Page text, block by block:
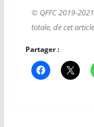
© QFFC 2019-
totale, de cet
Partager :